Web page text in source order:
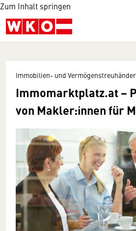
Zum Inhalt springen
Immobilien- und
Immomarktplatz.at −
von Makler:innen für